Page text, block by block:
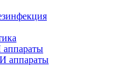
аппараты